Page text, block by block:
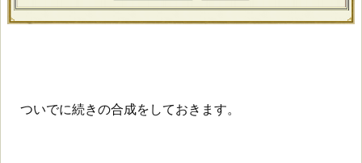
ついでに続きの合成をしておきます。